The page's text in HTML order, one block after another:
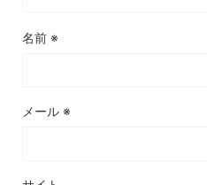
名前 ※
メール ※